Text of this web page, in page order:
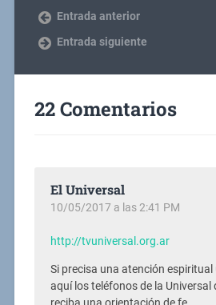
Entrada anterior
Entrada siguiente
22 Comentarios
El Universal
10/05/2017 a las 2:41 PM
http://tvuniversal.org.ar
Si precisa una atención
aquí los teléfonos de la Universal